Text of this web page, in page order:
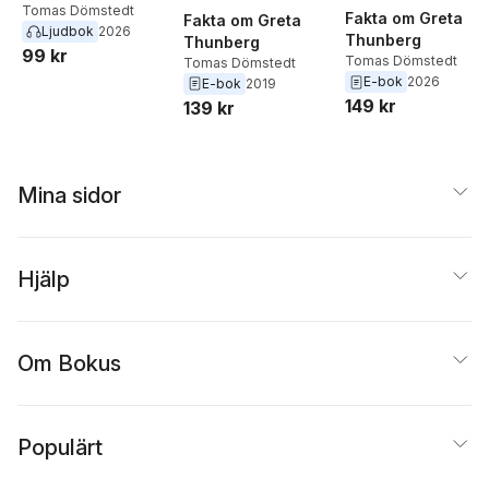
Tomas Dömstedt
Ljudbok 2026
99 kr
Fakta om Greta
Thunberg
Tomas Dömstedt
E-bok 2019
139 kr
Fakta om Greta
Thunberg
Tomas Dömstedt
E-bok 2026
149 kr
Mina sidor
Hjälp
Om Bokus
Populärt